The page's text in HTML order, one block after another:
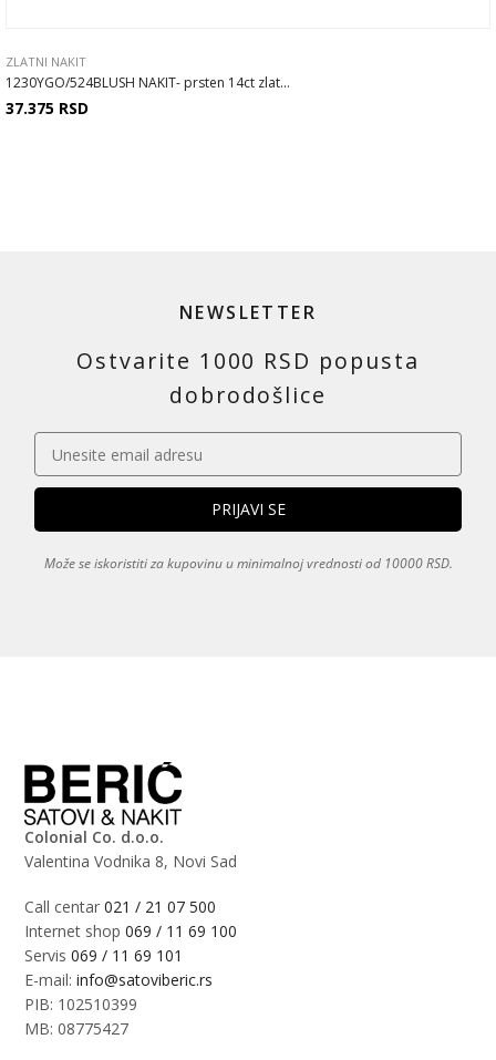
ZLATNI NAKIT
1230YGO/524BLUSH NAKIT- prsten 14ct zlat...
37.375 RSD
NEWSLETTER
Ostvarite 1000 RSD popusta
dobrodošlice
Može se iskoristiti za kupovinu u minimalnoj vrednosti od 10000 RSD.
Colonial Co. d.o.o.
Valentina Vodnika 8, Novi Sad
Call centar021 / 21 07 500
Internet shop069 / 11 69 100
Servis069 / 11 69 101
E-mail:info@satoviberic.rs
PIB: 102510399
MB: 08775427